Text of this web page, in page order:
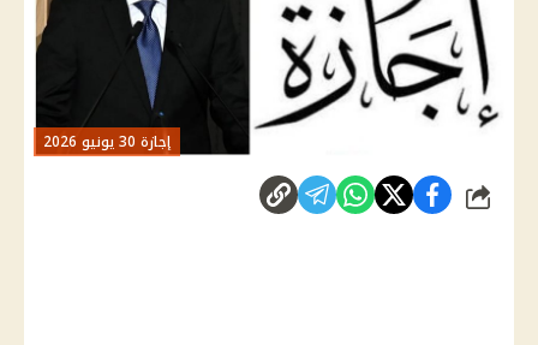
إجازة 30 يونيو 2026
شارك